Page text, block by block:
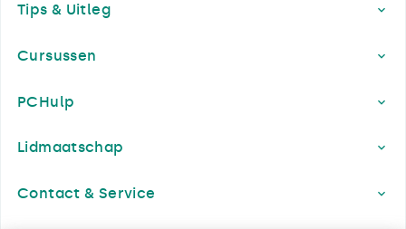
Tips & Uitleg
Cursussen
PCHulp
Lidmaatschap
Contact & Service